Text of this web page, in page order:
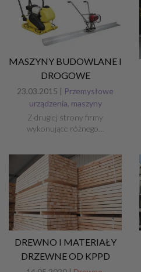
MASZYNY BUDOWLANE I
DROGOWE
23.03.2015 | Przemysłowe
urządzenia, maszyny
Z drugiej strony firmy
wykonujące różnego…
DREWNO I MATERIAŁY
DRZEWNE OD KPPD